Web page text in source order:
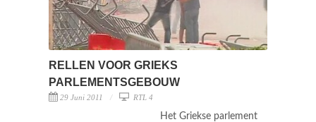
RELLEN VOOR GRIEKS
PARLEMENTSGEBOUW
29 Juni 2011 RTL 4
Het Griekse parlement